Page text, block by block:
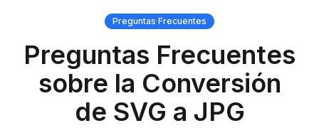
Preguntas Frecuentes
Preguntas Frecuentes
sobre la Conversión
de SVG a JPG